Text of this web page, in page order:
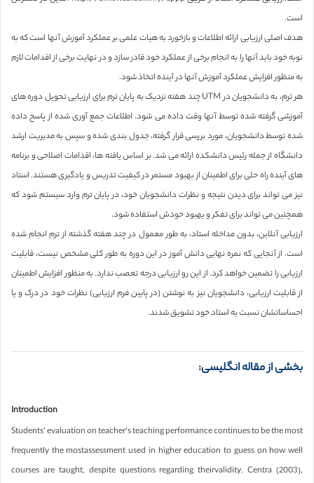
است.
هدف اصلی ارزیابی ارائه اطلاعات و بازخورد به هیات علمی بر عملکرد آموزش آنها است که به
نوبه خود باید آنها را به انجام برخی از عملکرد خود قادر سازد و در نهایت برخی از اقدامات لازم
به منظور افزایش عملکرد آموزش آنها در آینده اتخاذ شود.
هر ترم، به دانشجویان در UTM چند هفته نزدیک به پایان ترم برای ارزیابی تحویل دوره های
آموزشی گرفته شده توسط آنها وقت داده می شود. اطلاعات جمع آوری شده از پاسخ داده
شده توسط دانشجویان، مورد بررسی قرار گرفته، جدول بندی شده و سپس به مدیریت ارشد
دانشگاه از جمله رئیس دانشکده ارائه می شد. بر اساس یافته ها، اقدامات اصلاحی و برنامه
های آینده راه حلی برای اطمینان از بهبود مستمر در کیفیت تدریس و یادگیری هستند. استاد
نیز می تواند برای دیدن نتیجه و نظرات دانشجویان خود، در پایان ترم وارد سیستم شود که
همچنین می تواند برای تفکر و بهبود خودش استفاده شود.
ارزیابی آنلاین، بدون مداخله استاد، به طور معمول در چند هفته گذشته از ترم انجام شده
است. از آنجایی که نمره نهایی دانش آموز در این دوره به طور کلی مشخص نیست، قابلیت
ارزیابی را تضمین خواهد کرد. از این رو ارزیابی درجه تعصب ندارد. به منظور افزایش اطمینان
از قابلیت ارزیابی، دانشجویان نیز به نوشتن (در پایین فرم ارزیابی) نظرات خود در درک و یا
احساساتشان نسبت به استاد خود تشویق شدند.
بخشی از مقاله انگلیسی:
Introduction
Students’ evaluation on teacher’s teaching performance continues to be the most
frequently the mostassessment used in higher education to guess on how well
courses are taught, despite questions regarding theirvalidity. Centra (2003),